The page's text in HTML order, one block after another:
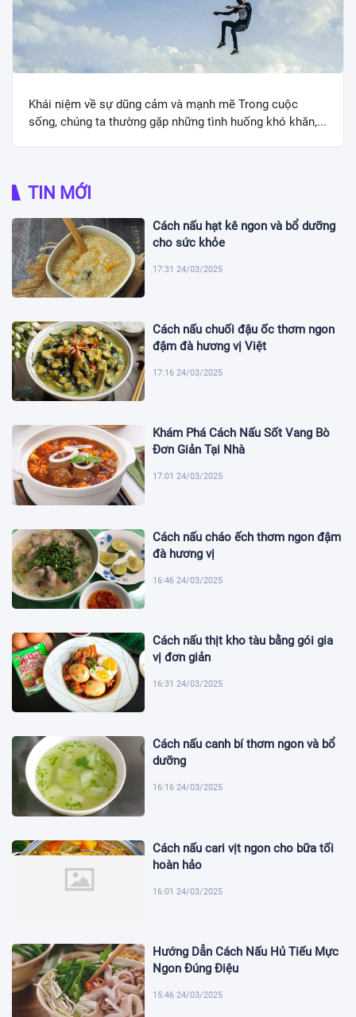
Khái niệm về sự dũng cảm và mạnh mẽ Trong cuộc
sống, chúng ta thường gặp những tình huống khó khăn,...
TIN MỚI
Cách nấu hạt kê ngon và bổ dưỡng
cho sức khỏe
17:31 24/03/2025
Cách nấu chuối đậu ốc thơm ngon
đậm đà hương vị Việt
17:16 24/03/2025
Khám Phá Cách Nấu Sốt Vang Bò
Đơn Giản Tại Nhà
17:01 24/03/2025
Cách nấu cháo ếch thơm ngon đậm
đà hương vị
16:46 24/03/2025
Cách nấu thịt kho tàu bằng gói gia
vị đơn giản
16:31 24/03/2025
Cách nấu canh bí thơm ngon và bổ
dưỡng
16:16 24/03/2025
Cách nấu cari vịt ngon cho bữa tối
hoàn hảo
16:01 24/03/2025
Hướng Dẫn Cách Nấu Hủ Tiếu Mực
Ngon Đúng Điệu
15:46 24/03/2025